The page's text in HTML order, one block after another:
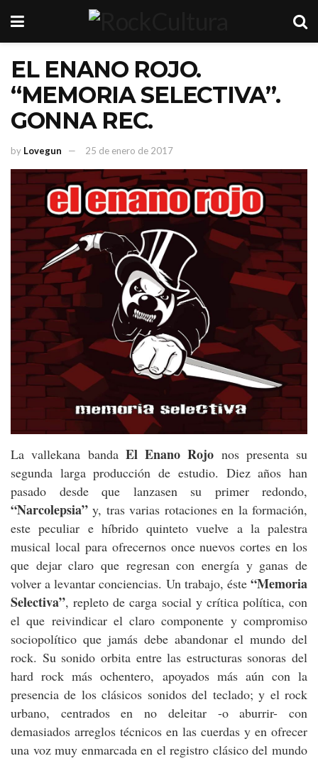
EL ENANO ROJO.
“MEMORIA SELECTIVA”.
GONNA REC.
by Lovegun 25 de enero de 2017
La vallekana banda El Enano Rojo nos presenta su
segunda larga producción de estudio. Diez años han
pasado desde que lanzasen su primer redondo,
“Narcolepsia” y, tras varias rotaciones en la formación,
este peculiar e híbrido quinteto vuelve a la palestra
musical local para ofrecernos once nuevos cortes en los
que dejar claro que regresan con energía y ganas de
volver a levantar conciencias. Un trabajo, éste “Memoria
Selectiva”, repleto de carga social y crítica política, con
el que reivindicar el claro componente y compromiso
sociopolítico que jamás debe abandonar el mundo del
rock. Su sonido orbita entre las estructuras sonoras del
hard rock más ochentero, apoyados más aún con la
presencia de los clásicos sonidos del teclado; y el rock
urbano, centrados en no deleitar -o aburrir- con
demasiados arreglos técnicos en las cuerdas y en ofrecer
una voz muy enmarcada en el registro clásico del mundo